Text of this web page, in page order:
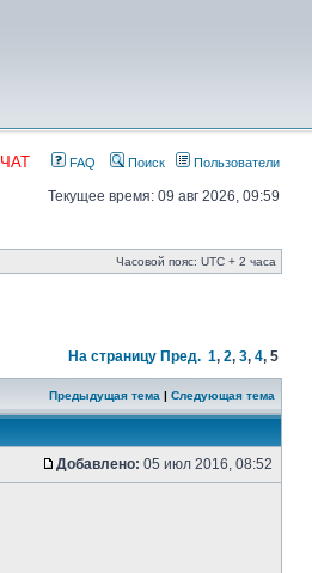
ЧАТ FAQ Поиск Пользователи
Текущее время: 09 авг 2026, 09:59
Часовой пояс: UTC + 2 часа
На страницу Пред. 1, 2, 3, 4, 5
Предыдущая тема | Следующая тема
Добавлено: 05 июл 2016, 08:52